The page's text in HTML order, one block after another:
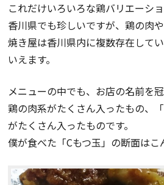
これだけいろいろな鶏バリエーシ
香川県でも珍しいですが、鶏の肉
焼き屋は香川県内に複数存在して
いえます。
メニューの中でも、お店の名前を
鶏の肉系がたくさん入ったもの、
がたくさん入ったものです。
僕が食べた「Cもつ玉」の断面はこ